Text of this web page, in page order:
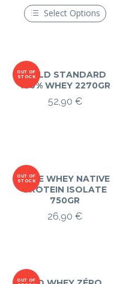
Select Options
Ce
Les
options
être
OUT OF
STOCK
GOLD STANDARD
100% WHEY 2270GR
52,90 €
OUT OF
STOCK
PURE WHEY NATIVE
PROTEIN ISOLATE
750GR
26,90 €
OUT OF